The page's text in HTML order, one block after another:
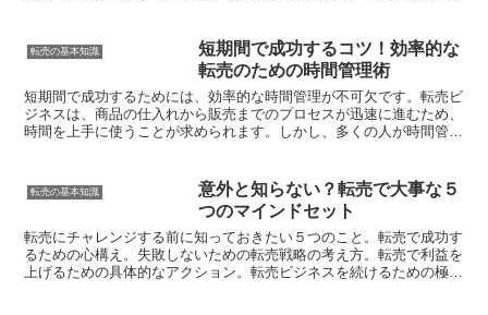
転売の基本知識
短期間で成功するコツ！効率的な
転売のための時間管理術
短期間で成功するためには、効率的な時間管理が不可欠です。転売ビ
ジネスは、商品の仕入れから販売までのプロセスが迅速に進むため、
時間を上手に使うことが求められます。しかし、多くの人が時間管理
転売の基本知識
意外と知らない？転売で大事な５
つのマインドセット
転売にチャレンジする前に知っておきたい５つのこと。転売で成功す
るための心構え。失敗しないための転売戦略の考え方。転売で利益を
上げるための具体的なアクション。転売ビジネスを続けるための極